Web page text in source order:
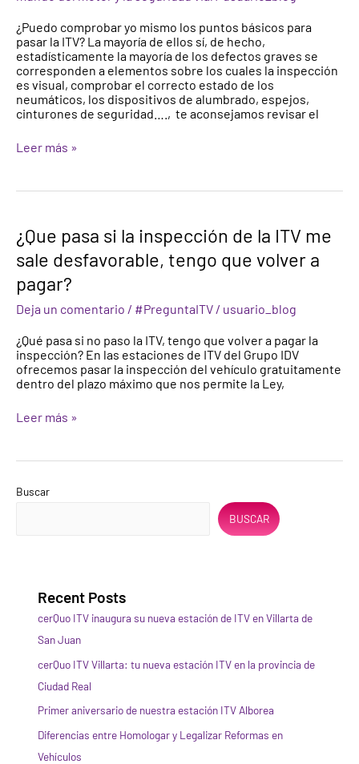
¿Puedo comprobar yo mismo los puntos básicos para
pasar la ITV? La mayoría de ellos sí, de hecho,
estadísticamente la mayoría de los defectos graves se
corresponden a elementos sobre los cuales la inspección
es visual, comprobar el correcto estado de los
neumáticos, los dispositivos de alumbrado, espejos,
cinturones de seguridad…., te aconsejamos revisar el
la
ITV
Leer más »
¿Que pasa si la inspección de la ITV me
sale desfavorable, tengo que volver a
pagar?
Deja un comentario / #PreguntaITV / usuario_blog
¿Qué pasa si no paso la ITV, tengo que volver a pagar la
inspección? En las estaciones de ITV del Grupo IDV
ofrecemos pasar la inspección del vehículo gratuitamente
dentro del plazo máximo que nos permite la Ley,
¿Que
pasa
si
inspección
de
la
me
sale
desfavorable,
tengo
volver
Leer más »
Buscar
BUSCAR
Recent Posts
cerQuo ITV inaugura su nueva estación de ITV en Villarta de
San Juan
cerQuo ITV Villarta: tu nueva estación ITV en la provincia de
Ciudad Real
Primer aniversario de nuestra estación ITV Alborea
Diferencias entre Homologar y Legalizar Reformas en
Vehículos